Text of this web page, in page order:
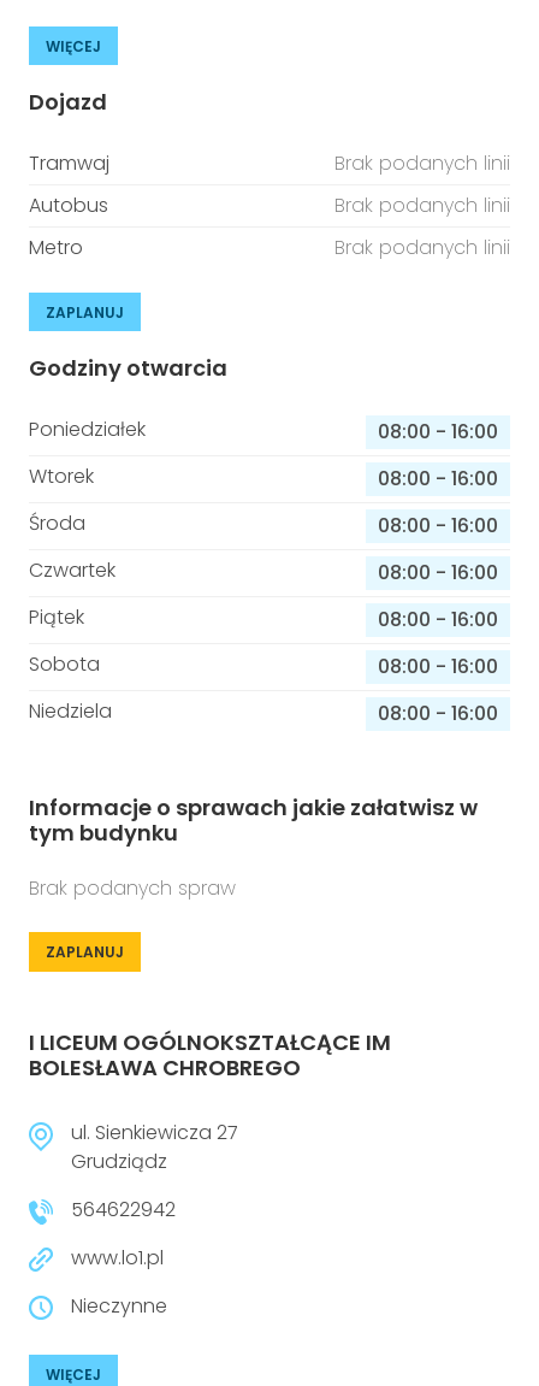
WIĘCEJ
Dojazd
Tramwaj
Brak podanych linii
Autobus
Brak podanych linii
Metro
Brak podanych linii
ZAPLANUJ
Godziny otwarcia
Poniedziałek 08:00 - 16:00
Wtorek
08:00 - 16:00
Środa
08:00 - 16:00
Czwartek
08:00 - 16:00
Piątek
08:00 - 16:00
Sobota
08:00 - 16:00
Niedziela
08:00 - 16:00
Informacje o sprawach jakie załatwisz w
tym budynku
Brak podanych spraw
ZAPLANUJ
I LICEUM OGÓLNOKSZTAŁCĄCE IM
BOLESŁAWA CHROBREGO
ul. Sienkiewicza 27
Grudziądz
564622942
www.lo1.pl
Nieczynne
WIĘCEJ